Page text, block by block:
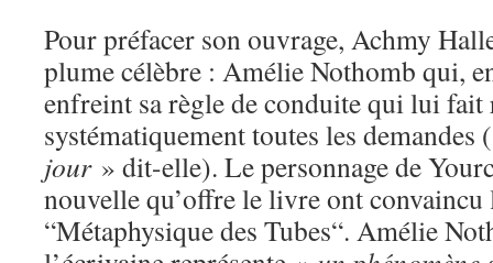
Pour préfacer son ouvrage, Achmy
plume célèbre : Amélie Nothomb qui,
enfreint sa règle de conduite qui lui fait
systématiquement toutes les
jour» dit-elle). Le personnage de
nouvelle qu’offre le livre ont convaincu
“Métaphysique des Tubes“. Amélie